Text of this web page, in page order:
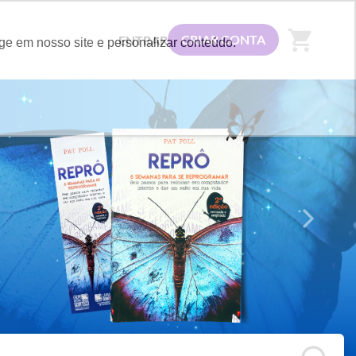
em nosso site e personalizar conteúdo.
ENTRAR CRIAR CONTA shopping_cart